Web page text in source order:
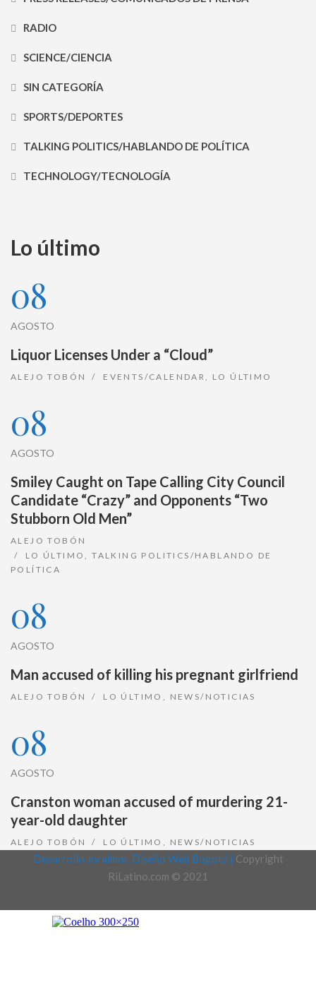
RADIO
SCIENCE/CIENCIA
SIN CATEGORÍA
SPORTS/DEPORTES
TALKING POLITICS/HABLANDO DE POLÍTICA
TECHNOLOGY/TECNOLOGÍA
Lo último
08
AGOSTO
Liquor Licenses Under a “Cloud”
ALEJO TOBÓN EVENTS/CALENDAR LO ÚLTIMO
08
AGOSTO
Smiley Caught on Tape Calling City Council
Candidate “Crazy” and Opponents “Two
Stubborn Old Men”
ALEJO TOBÓN
LO ÚLTIMO
,TALKING POLITICS/HABLANDO DE
POLÍTICA
08
AGOSTO
Man accused of killing his pregnant girlfriend
ALEJO TOBÓN LO ÚLTIMO NEWS/NOTICIAS
08
AGOSTO
Cranston woman accused of murdering 21-
year-old daughter
ALEJO TOBÓN LO ÚLTIMO NEWS/NOTICIAS
Desarrollo Joralmor, Diseño Web Bogotá | Copyright
RiLatino.com © 2021